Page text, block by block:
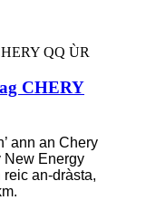
CHERY
ann an Chery
New Energy
an-dràsta,